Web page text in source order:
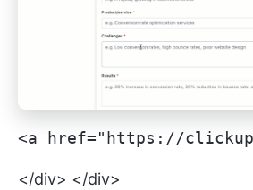
<a href="https://
</div> </div>